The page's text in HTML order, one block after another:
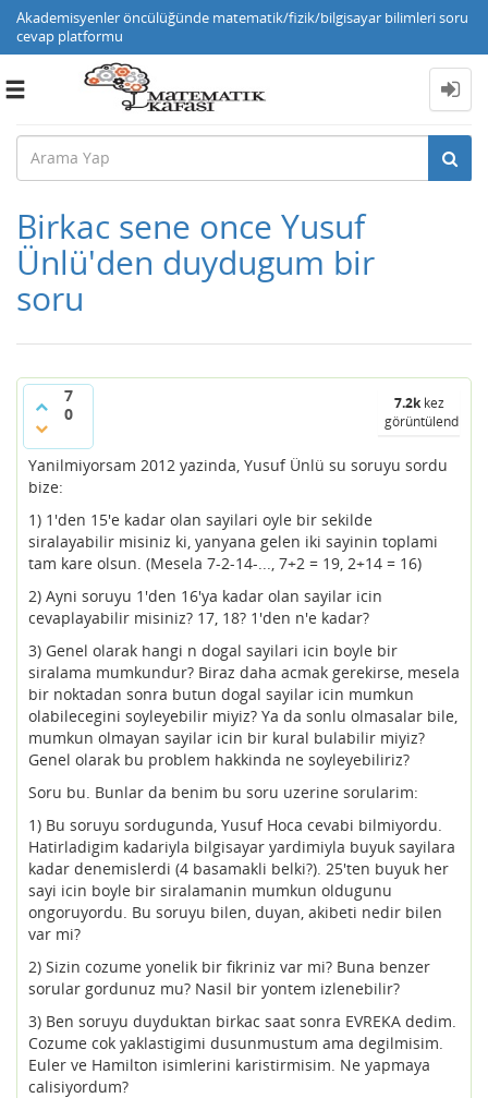
Akademisyenler öncülüğünde matematik/fizik/bilgisayar bilimleri soru
cevap platformu
Toggle
Birkac sene once Yusuf
Ünlü'den duydugum bir
soru
7
0
7.2kkez
görüntülendi
Yanilmiyorsam 2012 yazinda, Yusuf Ünlü su soruyu sordu
bize:
1) 1'den 15'e kadar olan sayilari oyle bir sekilde
siralayabilir misiniz ki, yanyana gelen iki sayinin toplami
tam kare olsun. (Mesela 7-2-14-..., 7+2 = 19, 2+14 = 16)
2) Ayni soruyu 1'den 16'ya kadar olan sayilar icin
cevaplayabilir misiniz? 17, 18? 1'den n'e kadar?
3) Genel olarak hangi n dogal sayilari icin boyle bir
siralama mumkundur? Biraz daha acmak gerekirse, mesela
bir noktadan sonra butun dogal sayilar icin mumkun
olabilecegini soyleyebilir miyiz? Ya da sonlu olmasalar bile,
mumkun olmayan sayilar icin bir kural bulabilir miyiz?
Genel olarak bu problem hakkinda ne soyleyebiliriz?
Soru bu. Bunlar da benim bu soru uzerine sorularim:
1) Bu soruyu sordugunda, Yusuf Hoca cevabi bilmiyordu.
Hatirladigim kadariyla bilgisayar yardimiyla buyuk sayilara
kadar denemislerdi (4 basamakli belki?). 25'ten buyuk her
sayi icin boyle bir siralamanin mumkun oldugunu
ongoruyordu. Bu soruyu bilen, duyan, akibeti nedir bilen
var mi?
2) Sizin cozume yonelik bir fikriniz var mi? Buna benzer
sorular gordunuz mu? Nasil bir yontem izlenebilir?
3) Ben soruyu duyduktan birkac saat sonra EVREKA dedim.
Cozume cok yaklastigimi dusunmustum ama degilmisim.
Euler ve Hamilton isimlerini karistirmisim. Ne yapmaya
calisiyordum?